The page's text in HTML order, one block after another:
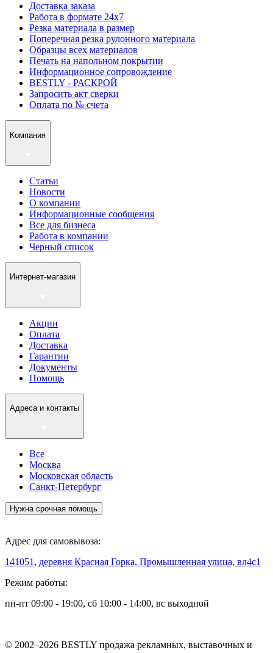
Доставка заказа
Работа в формате 24х7
Резка материала в размер
Поперечная резка рулонного материала
Образцы всех материалов
Печать на напольном покрытии
Информационное сопровождение
BESTLY - РАСКРОЙ
Запросить акт сверки
Оплата по № счета
Компания
Статьи
Новости
О компании
Информационные сообщения
Все для бизнеса
Работа в компании
Черный список
Интернет-магазин
Акции
Оплата
Доставка
Гарантии
Документы
Помощь
Адреса и контакты
Все
Москва
Московская область
Санкт-Петербург
Нужна срочная помощь
Адрес для самовывоза:
141051, деревня Красная Горка, Промышленная улица, вл4с1
Режим работы:
пн-пт 09:00 - 19:00, сб 10:00 - 14:00, вс выходной
© 2002–2026 BESTLY продажа рекламных, выставочных и